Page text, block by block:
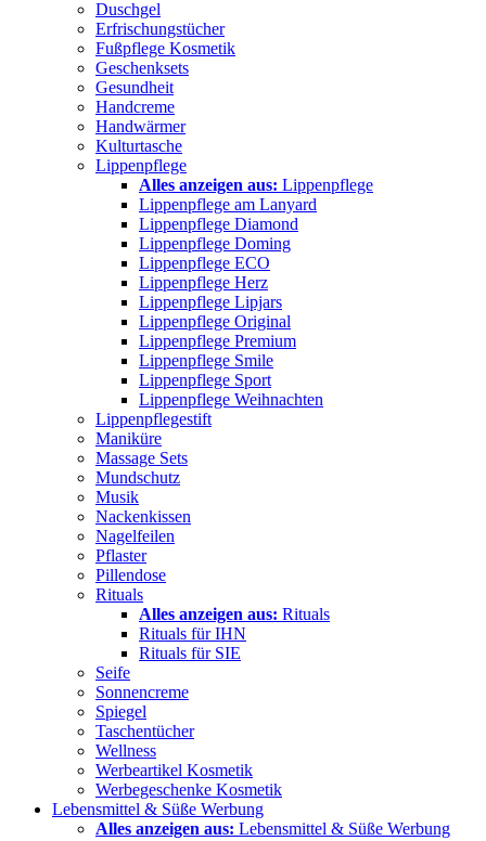
Duschgel
Erfrischungstücher
Fußpflege Kosmetik
Geschenksets
Gesundheit
Handcreme
Handwärmer
Kulturtasche
Lippenpflege
Alles anzeigen aus: Lippenpflege
Lippenpflege am Lanyard
Lippenpflege Diamond
Lippenpflege Doming
Lippenpflege ECO
Lippenpflege Herz
Lippenpflege Lipjars
Lippenpflege Original
Lippenpflege Premium
Lippenpflege Smile
Lippenpflege Sport
Lippenpflege Weihnachten
Lippenpflegestift
Maniküre
Massage Sets
Mundschutz
Musik
Nackenkissen
Nagelfeilen
Pflaster
Pillendose
Rituals
Alles anzeigen aus: Rituals
Rituals für IHN
Rituals für SIE
Seife
Sonnencreme
Spiegel
Taschentücher
Wellness
Werbeartikel Kosmetik
Werbegeschenke Kosmetik
Lebensmittel & Süße Werbung
Alles anzeigen aus: Lebensmittel & Süße Werbung